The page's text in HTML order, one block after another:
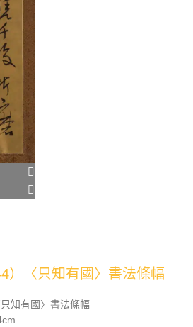
）〈只知有國〉書法條幅
知有國〉書法條幅